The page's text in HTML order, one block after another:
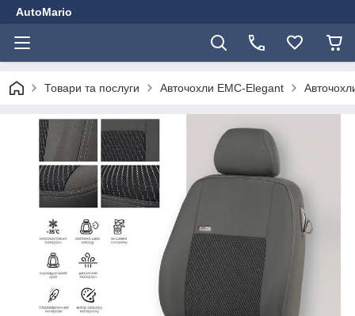
AutoMario
Товари та послуги Авточохли EMC-Elegant